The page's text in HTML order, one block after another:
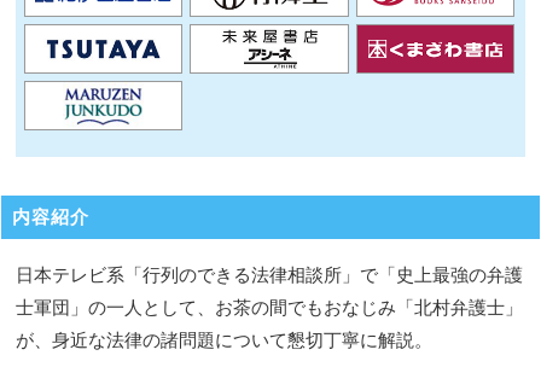
内容紹介
日本テレビ系「行列のできる法律相談所」で「史上最強の弁護
士軍団」の一人として、お茶の間でもおなじみ「北村弁護士」
が、身近な法律の諸問題について懇切丁寧に解説。